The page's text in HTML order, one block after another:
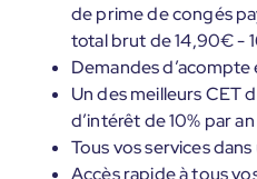
de prime de congés
total brut de 14,90€ -
Demandes d’acompte
Un des meilleurs CET
d’intérêt de 10% par an
Tous vos services
Accès rapide à tous